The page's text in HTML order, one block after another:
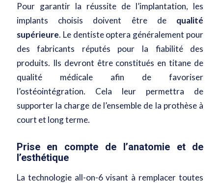
Pour garantir la réussite de l’implantation, les
implants choisis doivent être de qualité
supérieure. Le dentiste optera généralement pour
des fabricants réputés pour la fiabilité des
produits. Ils devront être constitués en titane de
qualité médicale afin defavoriser
l’ostéointégration. Cela leur permettra de
supporter la charge de l’ensemble de la prothèse à
court et long terme.
Prise en compte de l’anatomie et de
l’esthétique
La technologie all-on-6 visant à remplacer toutes